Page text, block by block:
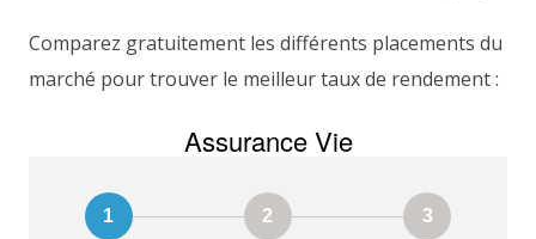
Comparez gratuitement les différents placements du
marché pour trouver le meilleur taux de rendement :